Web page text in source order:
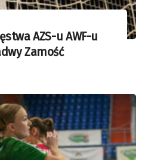
AZS-u AWF-u
Zamość